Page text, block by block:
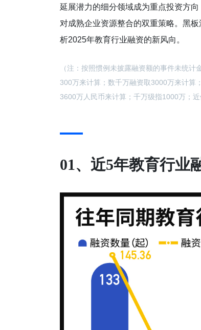
延展潜力的细分领域成为重点投资方
对成熟企业资源整合的双重策略。黑
析2025年教育行业融资的新风向。
（注：按照惯例未披露融资额的事件未统
300万来计算；数千万融资取3000万来计算
3600万人民币来计算；千万级指1000万；
01、近5年教育行业